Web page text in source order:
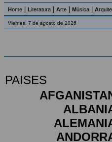
Home Literatura Arte Música A
Viernes, 7 de agosto de 2026
PAISES